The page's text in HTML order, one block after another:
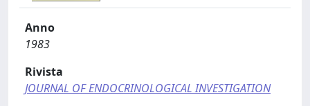
Anno
1983
Rivista
JOURNAL OF ENDOCRINOLOGICAL INVESTIGATION